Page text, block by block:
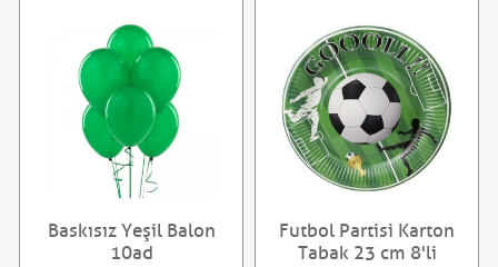
Baskısız Yeşil Balon
10ad
Futbol Partisi Karton
Tabak 23 cm 8'li